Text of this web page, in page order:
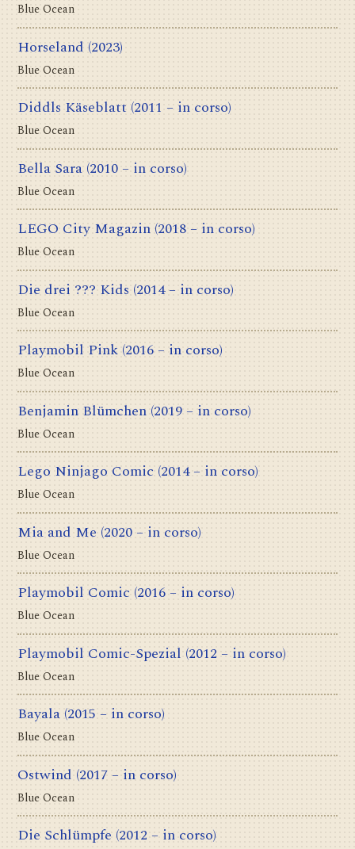
Blue Ocean
Horseland (2023)
Blue Ocean
Diddls Käseblatt (2011 – in corso)
Blue Ocean
Bella Sara (2010 – in corso)
Blue Ocean
LEGO City Magazin (2018 – in corso)
Blue Ocean
Die drei ??? Kids (2014 – in corso)
Blue Ocean
Playmobil Pink (2016 – in corso)
Blue Ocean
Benjamin Blümchen (2019 – in corso)
Blue Ocean
Lego Ninjago Comic (2014 – in corso)
Blue Ocean
Mia and Me (2020 – in corso)
Blue Ocean
Playmobil Comic (2016 – in corso)
Blue Ocean
Playmobil Comic-Spezial (2012 – in corso)
Blue Ocean
Bayala (2015 – in corso)
Blue Ocean
Ostwind (2017 – in corso)
Blue Ocean
Die Schlümpfe (2012 – in corso)